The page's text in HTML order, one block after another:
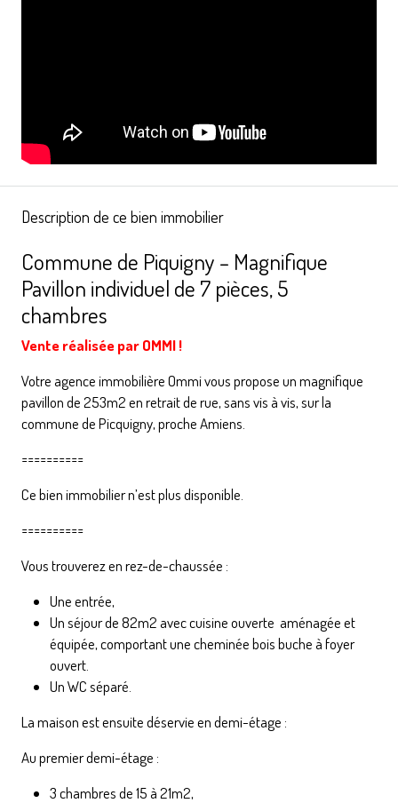
Description de ce bien immobilier
Commune de Piquigny – Magnifique
Pavillon individuel de 7 pièces, 5
chambres
Vente réalisée par OMMI !
Votre agence immobilière Ommi vous propose un magnifique
pavillon de 253m2 en retrait de rue, sans vis à vis, sur la
commune de Picquigny, proche Amiens.
==========
Ce bien immobilier n’est plus disponible.
==========
Vous trouverez en rez-de-chaussée :
Une entrée,
Un séjour de 82m2 avec cuisine ouverte aménagée et
équipée, comportant une cheminée bois buche à foyer
ouvert.
Un WC séparé.
La maison est ensuite déservie en demi-étage :
Au premier demi-étage :
3 chambres de 15 à 21m2,